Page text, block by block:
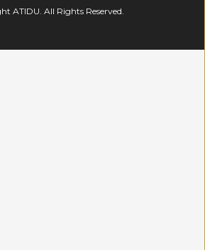
ATIDU. All Rights Reserved.